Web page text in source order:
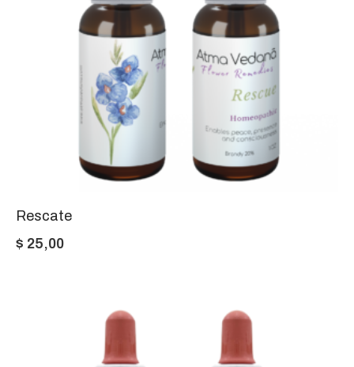
Rescate
$ 25,00